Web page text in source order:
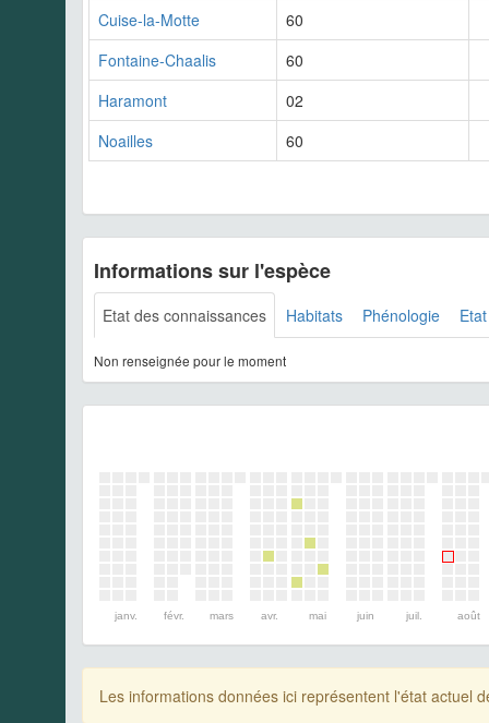
Cuise-la-Motte
60
Fontaine-Chaalis
60
Haramont
02
Noailles
60
Informations sur l'espèce
Etat des connaissances Habitats Phénologie
Non renseignée pour le moment
janv. févr. mars avr. mai juin juil. août
Les informations données ici représentent l'état actuel